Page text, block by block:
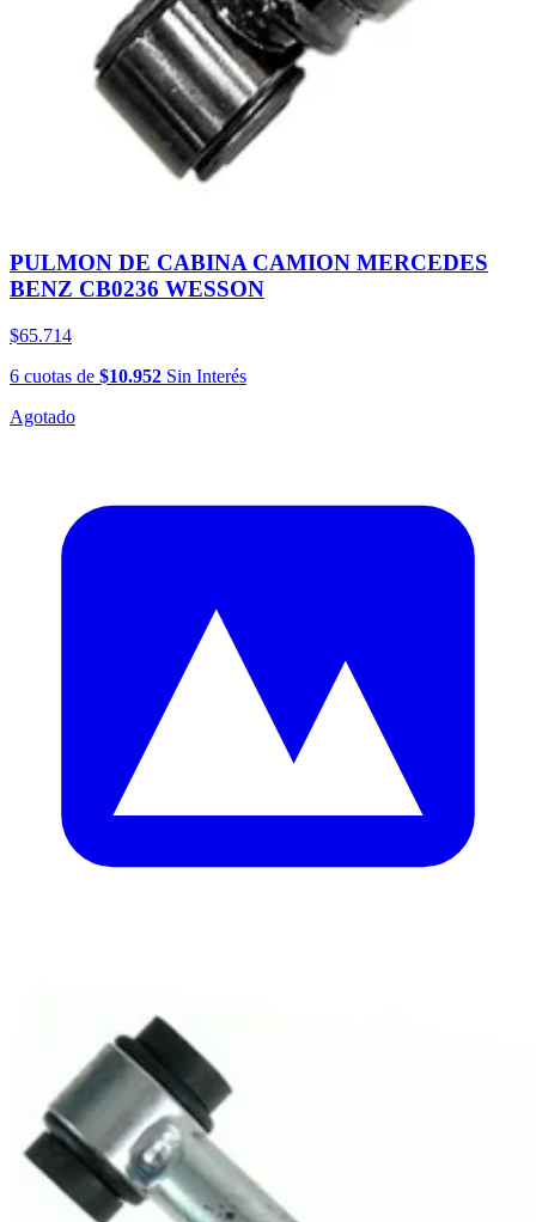
PULMON DE CABINA CAMION MERCEDES
BENZ CB0236 WESSON
$65.714
6 cuotas de $10.952 Sin Interés
Agotado